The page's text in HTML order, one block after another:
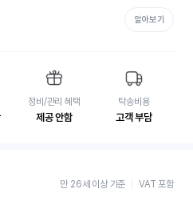
알아보기
정비/관리 혜택
제공 안함
탁송비용
고객 부담
만 26세 이상 기준 VAT 포함